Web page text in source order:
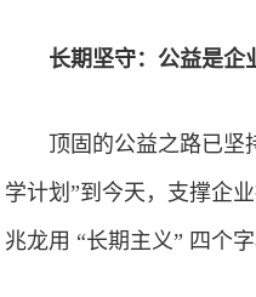
长期坚守：公益是企
顶固的公益之路已坚
学计划”到今天，支撑企
兆龙用 “长期主义” 四个字